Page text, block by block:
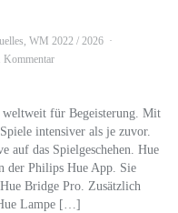
, WM 2022 / 2026
Kommentar
weltweit für Begeisterung. Mit
intensiver als je zuvor.
auf das Spielgeschehen. Hue
der Philips Hue App. Sie
Bridge Pro. Zusätzlich
Lampe […]